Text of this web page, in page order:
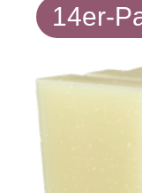
14er-